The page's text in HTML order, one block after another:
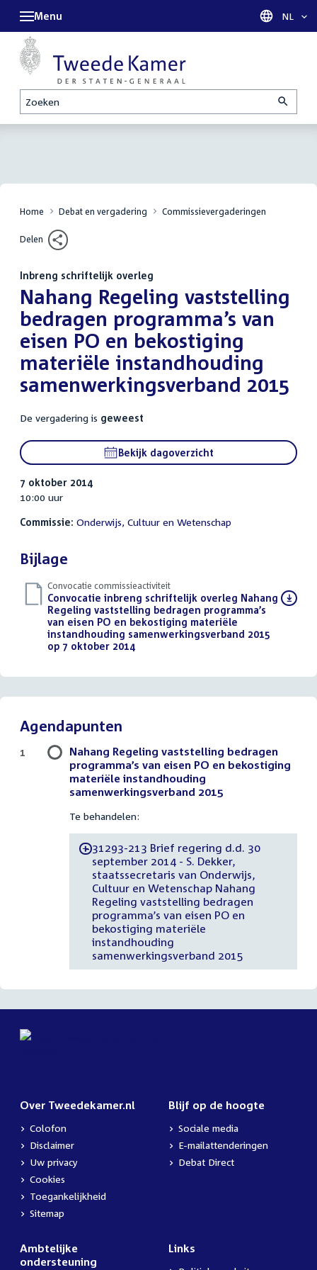
Zoeken
Menu Taal
NL
Home Debat en vergadering Commissievergaderingen
Delen
Inbreng schriftelijk overleg
:Nahang Regeling vaststelling
bedragen programma’s van
eisen PO en bekostiging
materiële instandhouding
samenwerkingsverband 2015
De vergadering is geweest
Bekijk dagoverzicht
7 oktober 2014
10:00 uur
Commissie: Onderwijs, Cultuur en Wetenschap
Bijlage
Convocatie commissieactiviteit
Download
bestand:
Convocatie inbreng schriftelijk overleg Nahang
Regeling vaststelling bedragen programma’s
van eisen PO en bekostiging materiële
instandhouding samenwerkingsverband 2015
op 7 oktober 2014(PDF)
Agendapunten
Nahang Regeling vaststelling bedragen
programma’s van eisen PO en bekostiging
materiële instandhouding
samenwerkingsverband 2015
Te behandelen:
-31293-213 Brief regering d.d. 30
september 2014 - S. Dekker,
staatssecretaris van Onderwijs,
Cultuur en Wetenschap Nahang
Regeling vaststelling bedragen
programma’s van eisen PO en
bekostiging materiële
instandhouding
samenwerkingsverband 2015
1
Over Tweedekamer.nl
Colofon
Disclaimer
Uw privacy
Cookies
Toegankelijkheid
Sitemap
Blijf op de hoogte
Sociale media
E-mailattenderingen
Debat Direct
Ambtelijke
ondersteuning
Links